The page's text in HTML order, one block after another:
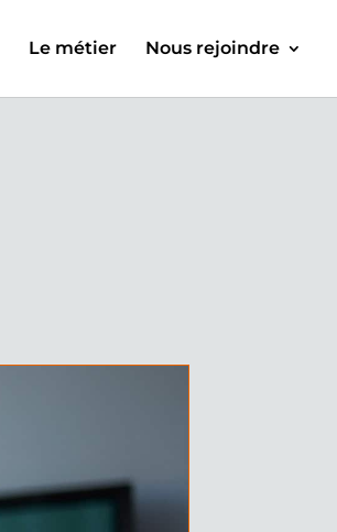
Le métier Nous rejoindre